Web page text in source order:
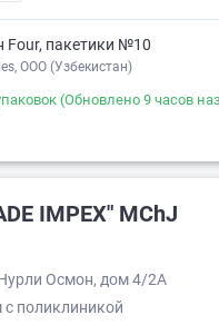
Four, пакетики №10
ООО (Узбекистан)
(Обновлено 9 часов
IMPEX" MChJ
Осмон, дом 4/2А
поликлиникой